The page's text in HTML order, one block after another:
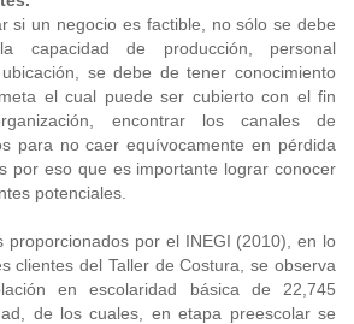
si un negocio es factible, no sólo se debe
capacidad de producción, personal
se debe de tener conocimiento
el cual puede ser cubierto con el fin
encontrar los canales de
para no caer equívocamente en pérdida
por eso que es importante lograr conocer
potenciales.
proporcionados por el INEGI (2010), en lo
clientes del Taller de Costura, se observa
en escolaridad básica de 22,745
de los cuales, en etapa preescolar se